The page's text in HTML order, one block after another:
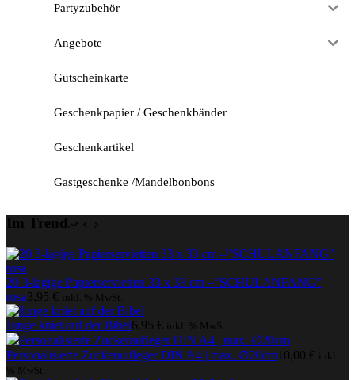
Partyzubehör
Angebote
Gutscheinkarte
Geschenkpapier / Geschenkbänder
Geschenkartikel
Gastgeschenke /Mandelbonbons
Im Trend
20 3-lagige Papierservietten 33 x 33 cm –”SCHULANFANG”
rosa 3,95 € inkl. % MwSt.
Junge kniet auf der Bibel6,95 € inkl. % MwSt.
Personalisierte Zuckeraufleger DIN A4 | max. ∅20cm 10,00 €
inkl.
% MwSt.